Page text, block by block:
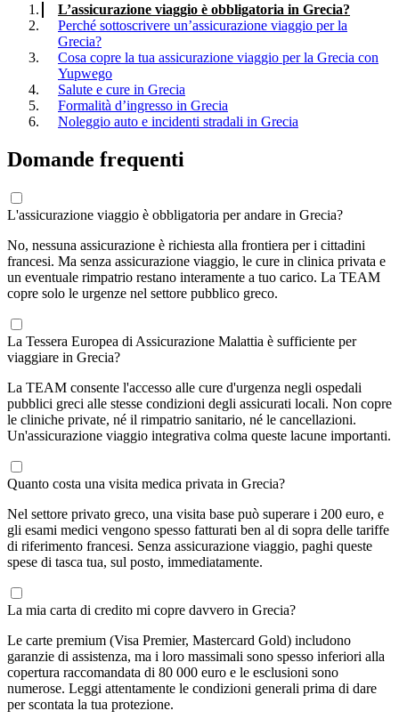
L’assicurazione viaggio è obbligatoria in Grecia?
Perché sottoscrivere un’assicurazione viaggio per la
Grecia?
Cosa copre la tua assicurazione viaggio per la Grecia con
Yupwego
Salute e cure in Grecia
Formalità d’ingresso in Grecia
Noleggio auto e incidenti stradali in Grecia
Domande frequenti
L'assicurazione viaggio è obbligatoria per andare in Grecia?
No, nessuna assicurazione è richiesta alla frontiera per i cittadini
francesi. Ma senza assicurazione viaggio, le cure in clinica privata e
un eventuale rimpatrio restano interamente a tuo carico. La TEAM
copre solo le urgenze nel settore pubblico greco.
La Tessera Europea di Assicurazione Malattia è sufficiente per
viaggiare in Grecia?
La TEAM consente l'accesso alle cure d'urgenza negli ospedali
pubblici greci alle stesse condizioni degli assicurati locali. Non copre
le cliniche private, né il rimpatrio sanitario, né le cancellazioni.
Un'assicurazione viaggio integrativa colma queste lacune importanti.
Quanto costa una visita medica privata in Grecia?
Nel settore privato greco, una visita base può superare i 200 euro, e
gli esami medici vengono spesso fatturati ben al di sopra delle tariffe
di riferimento francesi. Senza assicurazione viaggio, paghi queste
spese di tasca tua, sul posto, immediatamente.
La mia carta di credito mi copre davvero in Grecia?
Le carte premium (Visa Premier, Mastercard Gold) includono
garanzie di assistenza, ma i loro massimali sono spesso inferiori alla
copertura raccomandata di 80 000 euro e le esclusioni sono
numerose. Leggi attentamente le condizioni generali prima di dare
per scontata la tua protezione.